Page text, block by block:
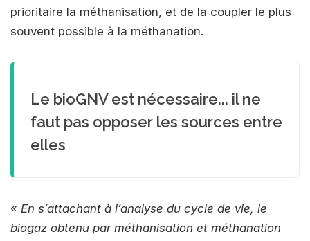
prioritaire la méthanisation, et de la coupler le plus
souvent possible à la méthanation.
Le bioGNV est nécessaire... il ne
faut pas opposer les sources entre
elles
« En s’attachant à l’analyse du cycle de vie, le
biogaz obtenu par méthanisation et méthanation